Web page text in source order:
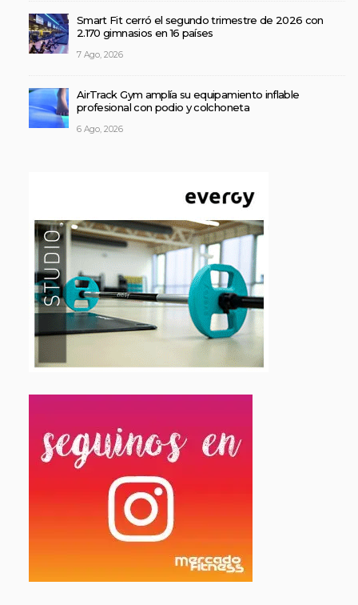
Smart Fit cerró el segundo trimestre de 2026 con
2.170 gimnasios en 16 países
7 Ago, 2026
AirTrack Gym amplía su equipamiento inflable
profesional con podio y colchoneta
6 Ago, 2026